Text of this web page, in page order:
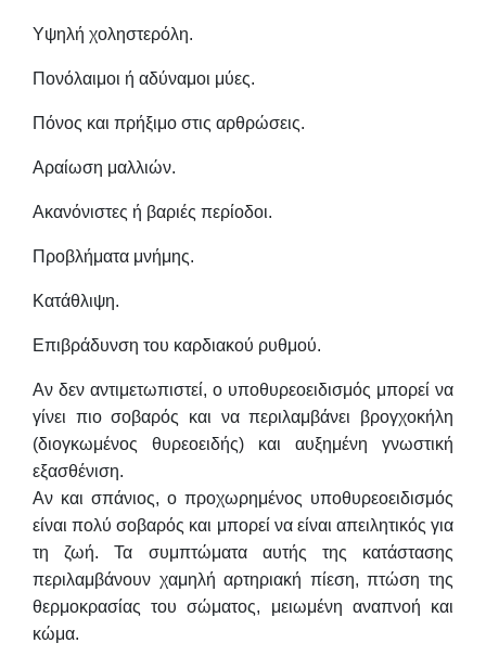
Υψηλή χοληστερόλη.
Πονόλαιμοι ή αδύναμοι μύες.
Πόνος και πρήξιμο στις αρθρώσεις.
Αραίωση μαλλιών.
Ακανόνιστες ή βαριές περίοδοι.
Προβλήματα μνήμης.
Κατάθλιψη.
Επιβράδυνση του καρδιακού ρυθμού.
Αν δεν αντιμετωπιστεί, ο υποθυρεοειδισμός μπορεί να
γίνει πιο σοβαρός και να περιλαμβάνει βρογχοκήλη
(διογκωμένος θυρεοειδής) και αυξημένη γνωστική
εξασθένιση.
Αν και σπάνιος, ο προχωρημένος υποθυρεοειδισμός
είναι πολύ σοβαρός και μπορεί να είναι απειλητικός για
τη ζωή. Τα συμπτώματα αυτής της κατάστασης
περιλαμβάνουν χαμηλή αρτηριακή πίεση, πτώση της
θερμοκρασίας του σώματος, μειωμένη αναπνοή και
κώμα.